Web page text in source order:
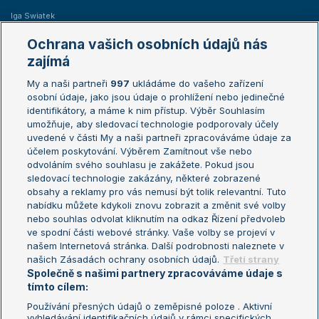
Iga Swiatek
Žebříčky
Žebříček ATP (muži)
Žebříček WTA (ženy)
Sázkařský žebříček
Australian Open
French Open
Wimbledon
US Open
Turnaj mistrů
Turnaj mistryň
Aktualní trendy
Fotbalové přestupy
Livesport Daily
LS Prague Open
Ochrana vašich osobních údajů nás
zajímá
My a naši partneři 997 ukládáme do vašeho zařízení
osobní údaje, jako jsou údaje o prohlížení nebo jedinečné
identifikátory, a máme k nim přístup. Výběr Souhlasím
umožňuje, aby sledovací technologie podporovaly účely
uvedené v části My a naši partneři zpracováváme údaje za
účelem poskytování. Výběrem Zamítnout vše nebo
odvoláním svého souhlasu je zakážete. Pokud jsou
sledovací technologie zakázány, některé zobrazené
obsahy a reklamy pro vás nemusí být tolik relevantní. Tuto
nabídku můžete kdykoli znovu zobrazit a změnit své volby
nebo souhlas odvolat kliknutím na odkaz Řízení předvoleb
ve spodní části webové stránky. Vaše volby se projeví v
našem Internetová stránka. Další podrobnosti naleznete v
našich Zásadách ochrany osobních údajů. Třetí strany
Společně s našimi partnery zpracováváme údaje s
tímto cílem:
Používání přesných údajů o zeměpisné poloze . Aktivní